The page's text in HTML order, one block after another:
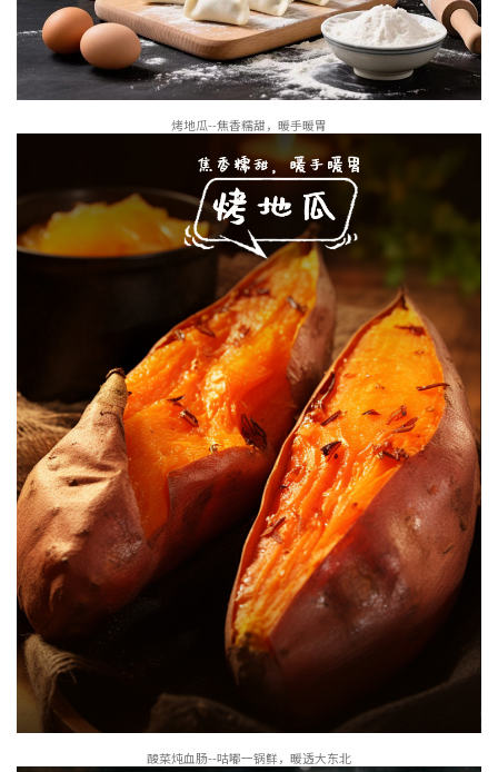
烤地瓜--焦香糯甜，暖手暖胃
酸菜炖血肠--咕嘟一锅鲜，暖透大东北